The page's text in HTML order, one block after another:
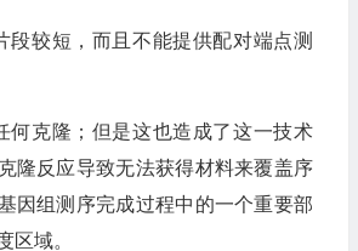
段较短，而且不能提供配对端点测
何克隆；但是这也造成了这一技术
隆反应导致无法获得材料来覆盖序
因组测序完成过程中的一个重要部
区域。